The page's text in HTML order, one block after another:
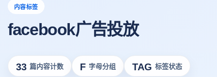
内容标签
facebook广告投放
33 篇内容计数 F 字母分组 TAG 标签状态